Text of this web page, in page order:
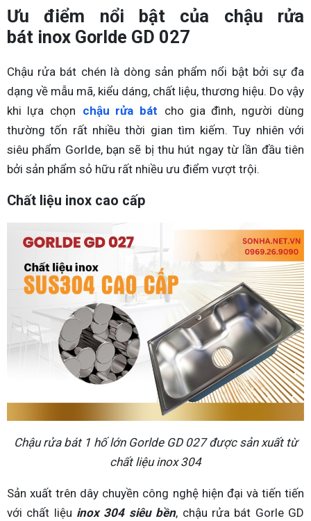
Ưu điểm nổi bật của chậu rửa
bát inox Gorlde GD 027
Chậu rửa bát chén là dòng sản phẩm nổi bật bởi sự đa
dạng về mẫu mã, kiểu dáng, chất liệu, thương hiệu. Do vậy
khi lựa chọn chậu rửa bát cho gia đình, người dùng
thường tốn rất nhiều thời gian tìm kiếm. Tuy nhiên với
siêu phẩm Gorlde, bạn sẽ bị thu hút ngay từ lần đầu tiên
bởi sản phẩm sỏ hữu rất nhiều ưu điểm vượt trội.
Chất liệu inox cao cấp
Chậu rửa bát 1 hố lớn Gorlde GD 027 được sản xuất từ
chất liệu inox 304
Sản xuất trên dây chuyền công nghệ hiện đại và tiến tiến
với chất liệu inox 304 siêu bền, chậu rửa bát Gorle GD